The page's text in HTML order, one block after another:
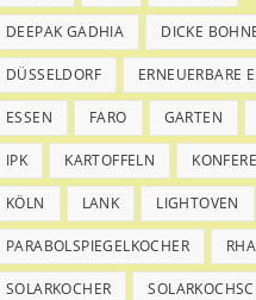
DEEPAK GADHIA DICKE
DÜSSELDORF ERNEUERBARE
ESSEN FARO GARTEN
IPK KARTOFFELN
KÖLN LANK LIGHTOVEN
PARABOLSPIEGELKOCHER
SOLARKOCHER